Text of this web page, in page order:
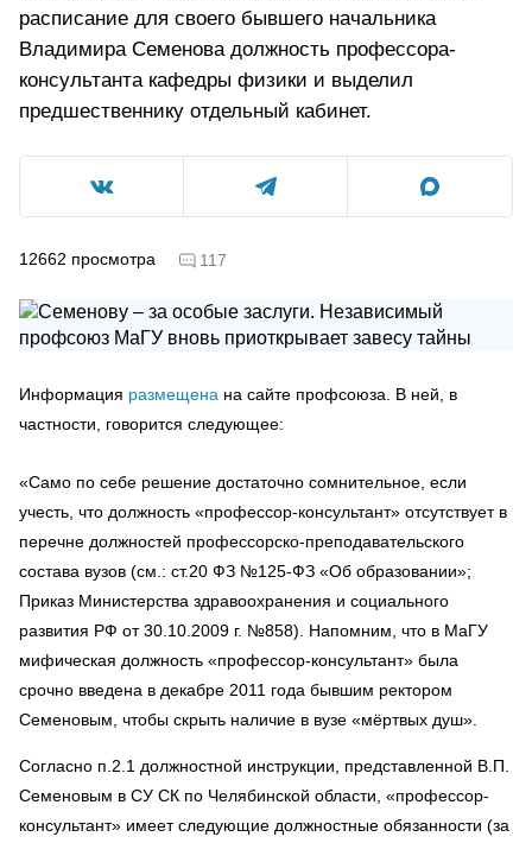
расписание для своего бывшего начальника
Владимира Семенова должность профессора-
консультанта кафедры физики и выделил
предшественнику отдельный кабинет.
12662 просмотра 117
Информация размещена на сайте профсоюза. В ней, в
частности, говорится следующее:
«Само по себе решение достаточно сомнительное, если
учесть, что должность «профессор-консультант» отсутствует в
перечне должностей профессорско-преподавательского
состава вузов (см.: ст.20 ФЗ №125-ФЗ «Об образовании»;
Приказ Министерства здравоохранения и социального
развития РФ от 30.10.2009 г. №858). Напомним, что в МаГУ
мифическая должность «профессор-консультант» была
срочно введена в декабре 2011 года бывшим ректором
Семеновым, чтобы скрыть наличие в вузе «мёртвых душ».
Согласно п.2.1 должностной инструкции, представленной В.П.
Семеновым в СУ СК по Челябинской области, «профессор-
консультант» имеет следующие должностные обязанности (за